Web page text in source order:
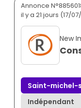
Annonce
il y a 21 jours (17/
New
Saint-michel-
Indépendant